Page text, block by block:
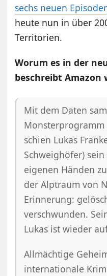
sechs neuen
heute nun in über
Territorien.
Worum es in der
beschreibt Amazon
Mit dem Daten
Monsterprogramm
schien Lukas
Schweighöfer)
eigenen Händen
der Alptraum von
Erinnerung:
verschwunden.
Lukas ist wieder
Allmächtige
internationale